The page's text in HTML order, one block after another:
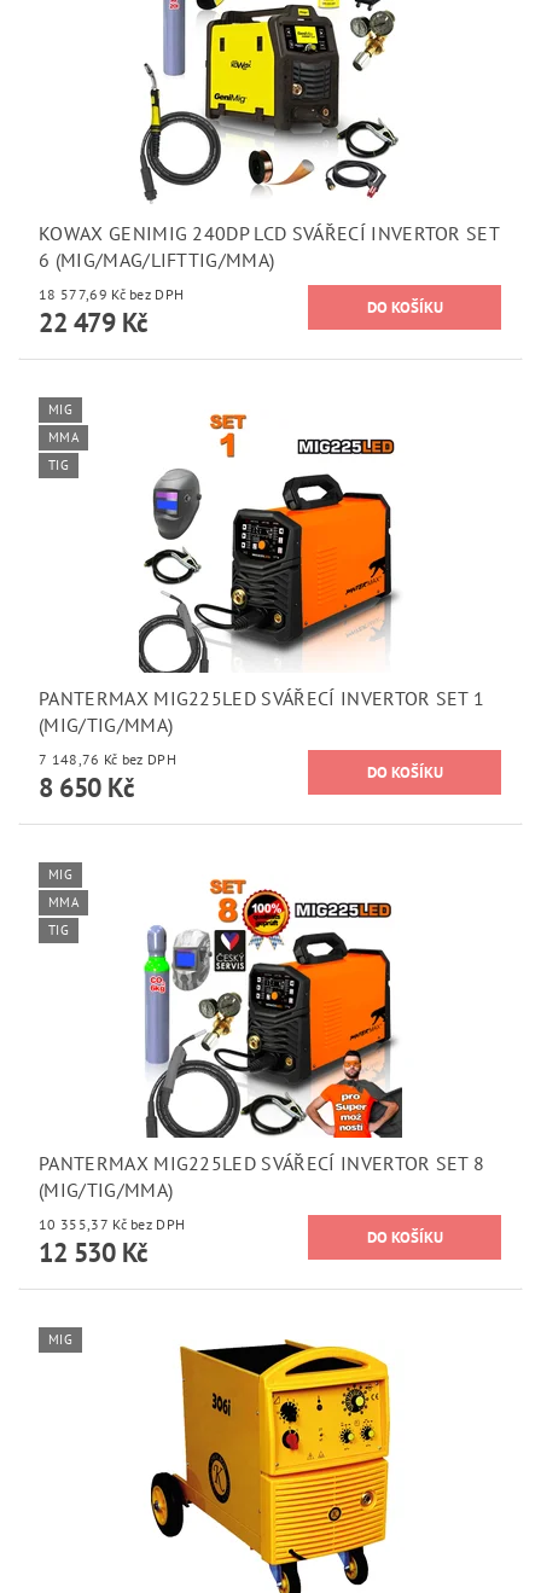
KOWAX GENIMIG 240DP LCD SVÁŘECÍ INVERTOR SET
6 (MIG/MAG/LIFTTIG/MMA)
18 577,69 Kč bez DPH
22 479 Kč
MIG
MMA
TIG
PANTERMAX MIG225LED SVÁŘECÍ INVERTOR SET 1
(MIG/TIG/MMA)
7 148,76 Kč bez DPH
8 650 Kč
MIG
MMA
TIG
PANTERMAX MIG225LED SVÁŘECÍ INVERTOR SET 8
(MIG/TIG/MMA)
10 355,37 Kč bez DPH
12 530 Kč
MIG